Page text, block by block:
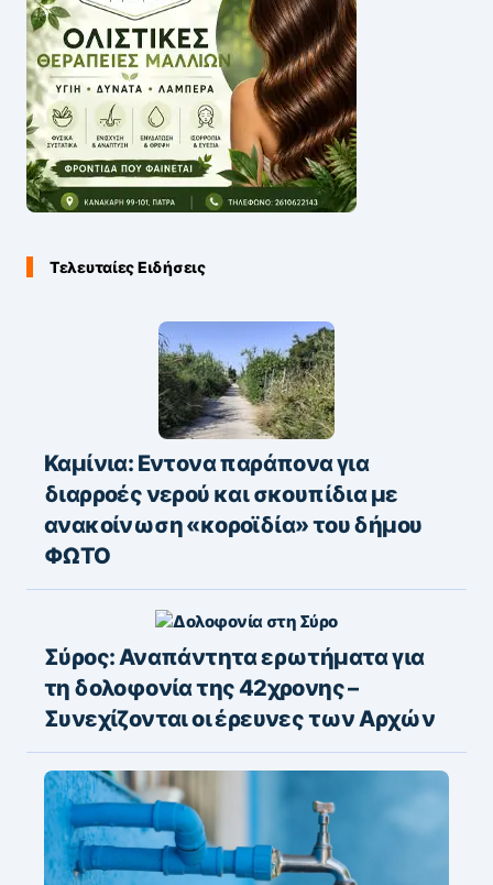
Τελευταίες Ειδήσεις
Καμίνια: Εντονα παράπονα για
διαρροές νερού και σκουπίδια με
ανακοίνωση «κοροϊδία» του δήμου
ΦΩΤΟ
Σύρος: Αναπάντητα ερωτήματα για
τη δολοφονία της 42χρονης –
Συνεχίζονται οι έρευνες των Αρχών